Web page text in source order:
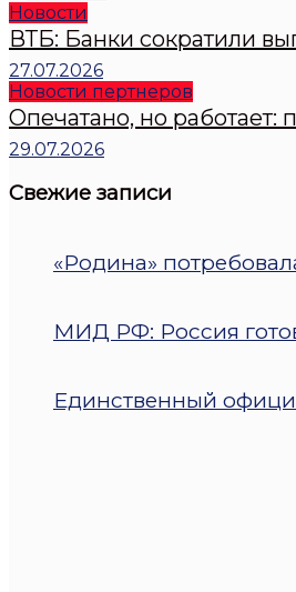
Новости
ВТБ: Банки сократили
27.07.2026
Новости пертнеров
Опечатано, но работает:
29.07.2026
Свежие записи
«Родина»
МИД РФ: Россия
Единственный